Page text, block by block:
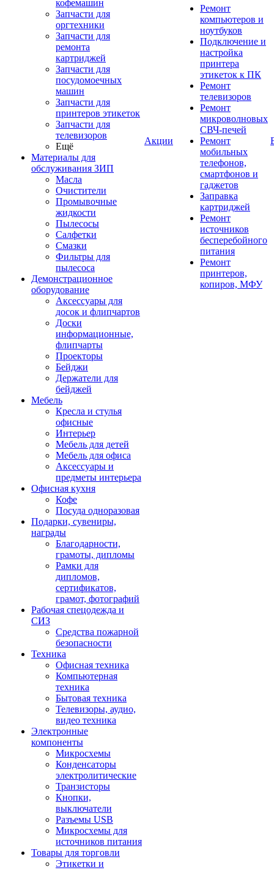
кофемашин
Запчасти для
оргтехники
Запчасти для
ремонта
картриджей
Запчасти для
посудомоечных
машин
Запчасти для
принтеров этикеток
Запчасти для
телевизоров
Ещё
Материалы для
обслуживания ЗИП
Масла
Очистители
Промывочные
жидкости
Пылесосы
Салфетки
Смазки
Фильтры для
пылесоса
Демонстрационное
оборудование
Аксессуары для
досок и флипчартов
Доски
информационные,
флипчарты
Проекторы
Бейджи
Держатели для
бейджей
Мебель
Кресла и стулья
офисные
Интерьер
Мебель для детей
Мебель для офиса
Аксессуары и
предметы интерьера
Офисная кухня
Кофе
Посуда одноразовая
Подарки, сувениры,
награды
Благодарности,
грамоты, дипломы
Рамки для
дипломов,
сертификатов,
грамот, фотографий
Рабочая спецодежда и
СИЗ
Средства пожарной
безопасности
Техника
Офисная техника
Компьютерная
техника
Бытовая техника
Телевизоры, аудио,
видео техника
Электронные
компоненты
Микросхемы
Конденсаторы
электролитические
Транзисторы
Кнопки,
выключатели
Разъемы USB
Микросхемы для
источников питания
Товары для торговли
Этикетки и
Акции
Ремонт
компьютеров и
ноутбуков
Подключение и
настройка
принтера
этикеток к ПК
Ремонт
телевизоров
Ремонт
микроволновых
СВЧ-печей
Ремонт
мобильных
телефонов,
смартфонов и
гаджетов
Заправка
картриджей
Ремонт
источников
бесперебойного
питания
Ремонт
принтеров,
копиров, МФУ